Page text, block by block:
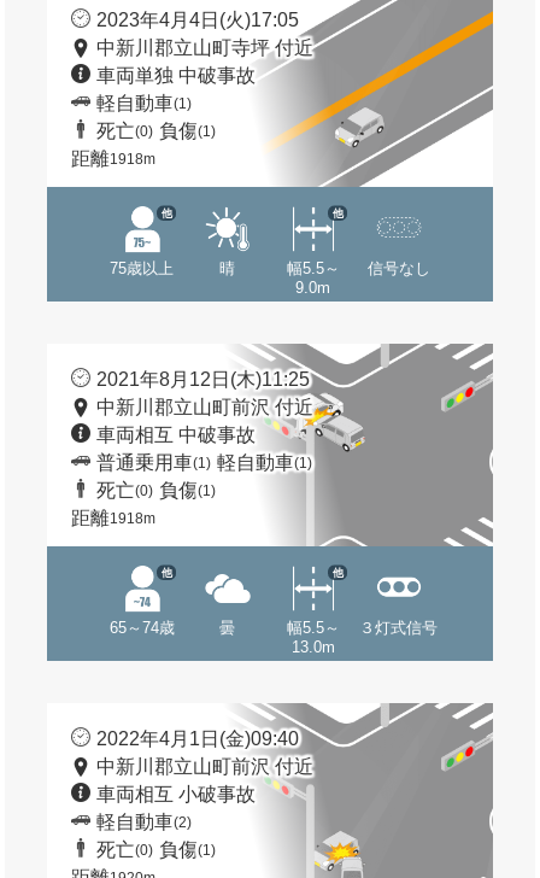
2023年4月4日(火)17:05
中新川郡立山町寺坪 付近
車両単独 中破事故
軽自動車(1)
死亡(0) 負傷(1)
距離1918m
75歳以上
他
晴
幅5.5～
9.0m
他
信号なし
2021年8月12日(木)11:25
中新川郡立山町前沢 付近
車両相互 中破事故
普通乗用車(1) 軽自動車(1)
死亡(0) 負傷(1)
距離1918m
65～74歳
他
曇
幅5.5～
13.0m
他
３灯式信号
2022年4月1日(金)09:40
中新川郡立山町前沢 付近
車両相互 小破事故
軽自動車(2)
死亡(0) 負傷(1)